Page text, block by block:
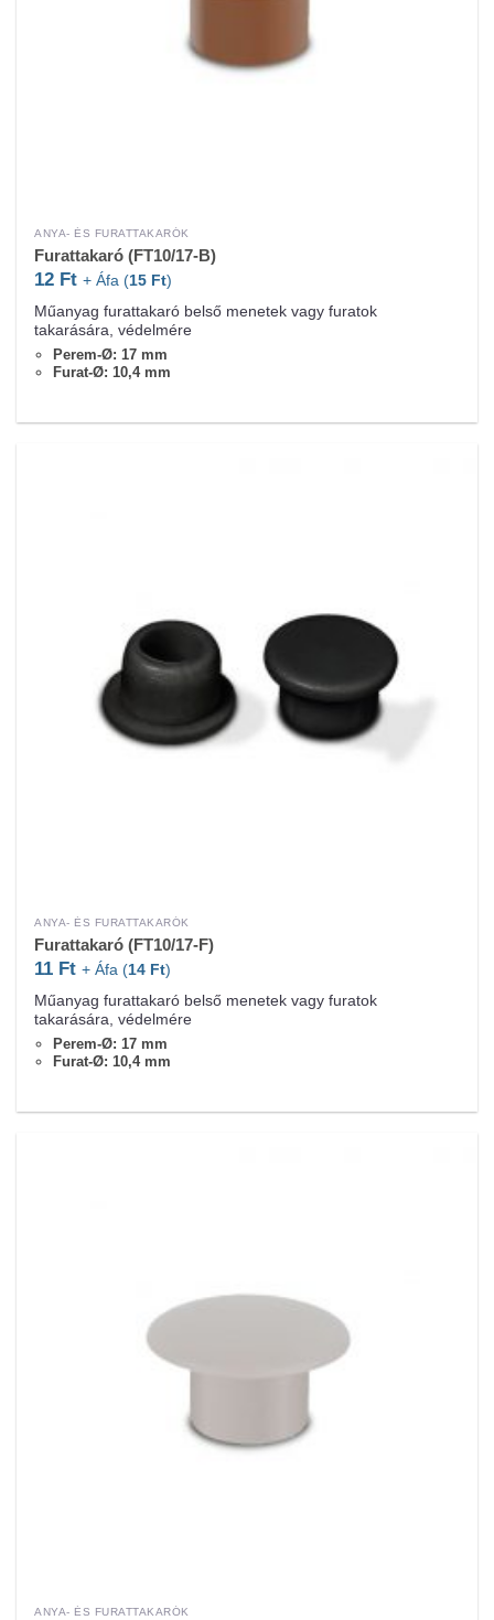
ANYA- ÉS FURATTAKARÓK
Furattakaró (FT10/17-B)
12 Ft + Áfa (15 Ft)
Műanyag furattakaró belső menetek vagy furatok
takarására, védelmére
Perem-Ø: 17 mm
Furat-Ø: 10,4 mm
ANYA- ÉS FURATTAKARÓK
Furattakaró (FT10/17-F)
11 Ft + Áfa (14 Ft)
Műanyag furattakaró belső menetek vagy furatok
takarására, védelmére
Perem-Ø: 17 mm
Furat-Ø: 10,4 mm
ANYA- ÉS FURATTAKARÓK